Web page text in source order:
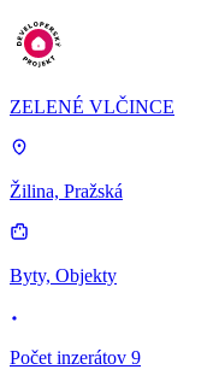
ZELENÉ VLČINCE
Žilina, Pražská
Byty, Objekty
Počet inzerátov 9